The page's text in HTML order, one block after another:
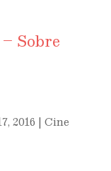
2016 | Cine